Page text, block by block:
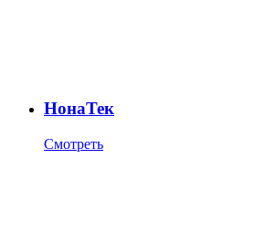
НонаТек
Смотреть